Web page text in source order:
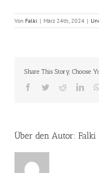
Von Falki | März 24th, 2024 |
Share This Story, Choose
Facebook
TwitterReddit
Über den Autor: Falki